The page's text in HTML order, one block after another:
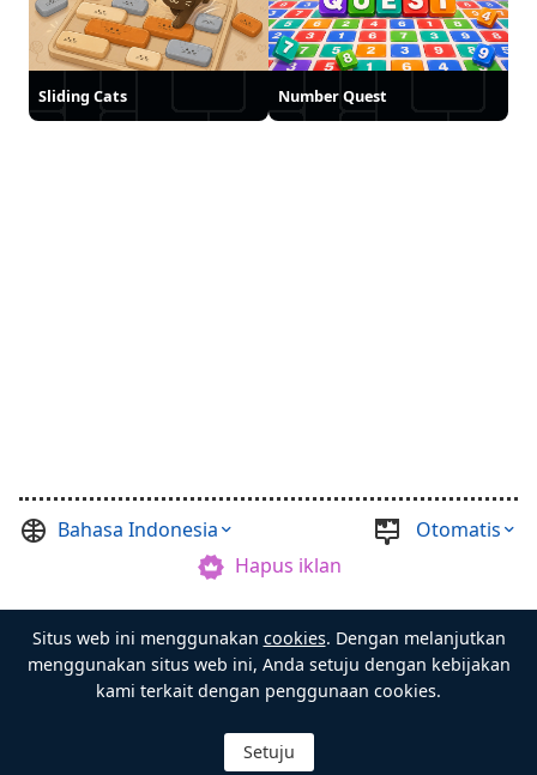
Sliding Cats Number Quest
Bahasa Indonesia
Otomatis
Hapus iklan
©Casual Games Collection, 2021-2026. Designed by
FINAL LEVEL. Syarat Privasi Tuan Peti
Situs web ini menggunakan cookies. Dengan melanjutkan
menggunakan situs web ini, Anda setuju dengan kebijakan
kami terkait dengan penggunaan cookies.